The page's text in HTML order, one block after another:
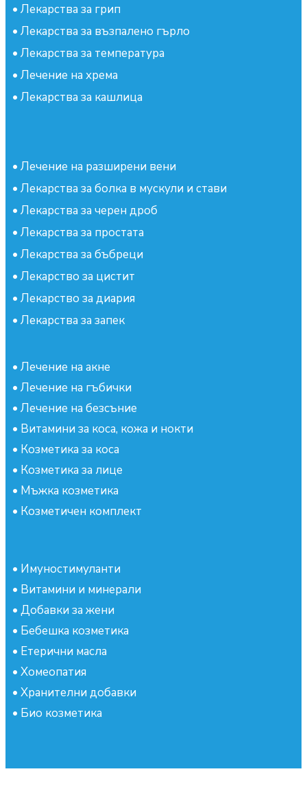
• Лекарства за грип
• Лекарства за възпалено гърло
• Лекарства за температура
• Лечение на хрема
• Лекарства за кашлица
• Лечение на разширени вени
• Лекарства за болка в мускули и стави
• Лекарства за черен дроб
• Лекарства за простата
• Лекарства за бъбреци
• Лекарство за цистит
• Лекарство за диария
• Лекарства за запек
• Лечение на акне
• Лечение на гъбички
• Лечение на безсъние
• Витамини за коса, кожа и нокти
• Козметика за коса
• Козметика за лице
• Мъжка козметика
• Козметичен комплект
• Имуностимуланти
• Витамини и минерали
• Добавки за жени
• Бебешка козметика
• Етерични масла
• Хомеопатия
• Хранителни добавки
• Био козметика